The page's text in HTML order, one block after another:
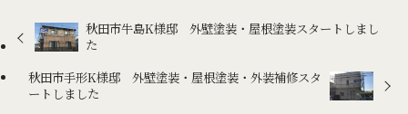
秋田市牛島K様邸 外壁塗装・屋根塗装スタートしまし
た
秋田市手形K様邸 外壁塗装・屋根塗装・外装補修スタ
ートしました